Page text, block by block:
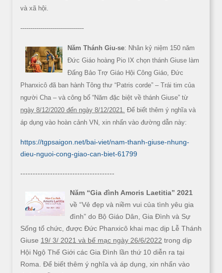
và xã hội.
--------------------------------
Năm Thánh Giu-se: Nhân kỷ niệm 150 năm
Đức Giáo hoàng Pio IX chọn thánh Giuse làm
Đấng Bảo Trợ Giáo Hội Công Giáo, Đức
Phanxicô đã ban hành Tông thư “Patris corde” – Trái tim của
người Cha – và công bố “Năm đặc biệt về thánh Giuse” từ
ngày 8/12/2020 đến ngày 8/12/2021.
Để biết thêm ý nghĩa và
áp dụng vào hoàn cảnh VN, xin nhấn vào đường dẫn này:
https://tgpsaigon.net/bai-viet/nam-thanh-giuse-nhung-
dieu-nguoi-cong-giao-can-biet-61799
--------------------------------------
Năm “Gia đình Amoris Laetitia” 2021
về “Vẻ đẹp và niềm vui của tình yêu gia
đình” do Bộ Giáo Dân, Gia Đình và Sự
Sống tổ chức, được Đức Phanxicô khai mạc dịp Lễ Thánh
Giuse 19/ 3/ 2021 và bế mạc ngày 26/6/2022 trong dịp
Hội Ngộ Thế Giới các Gia Đình lần thứ 10 diễn ra tại
Roma. Để biết thêm ý nghĩa và áp dụng, xin nhấn vào